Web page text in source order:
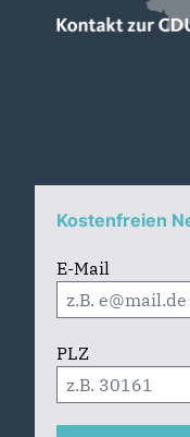
Kostenfreien
E-Mail
PLZ